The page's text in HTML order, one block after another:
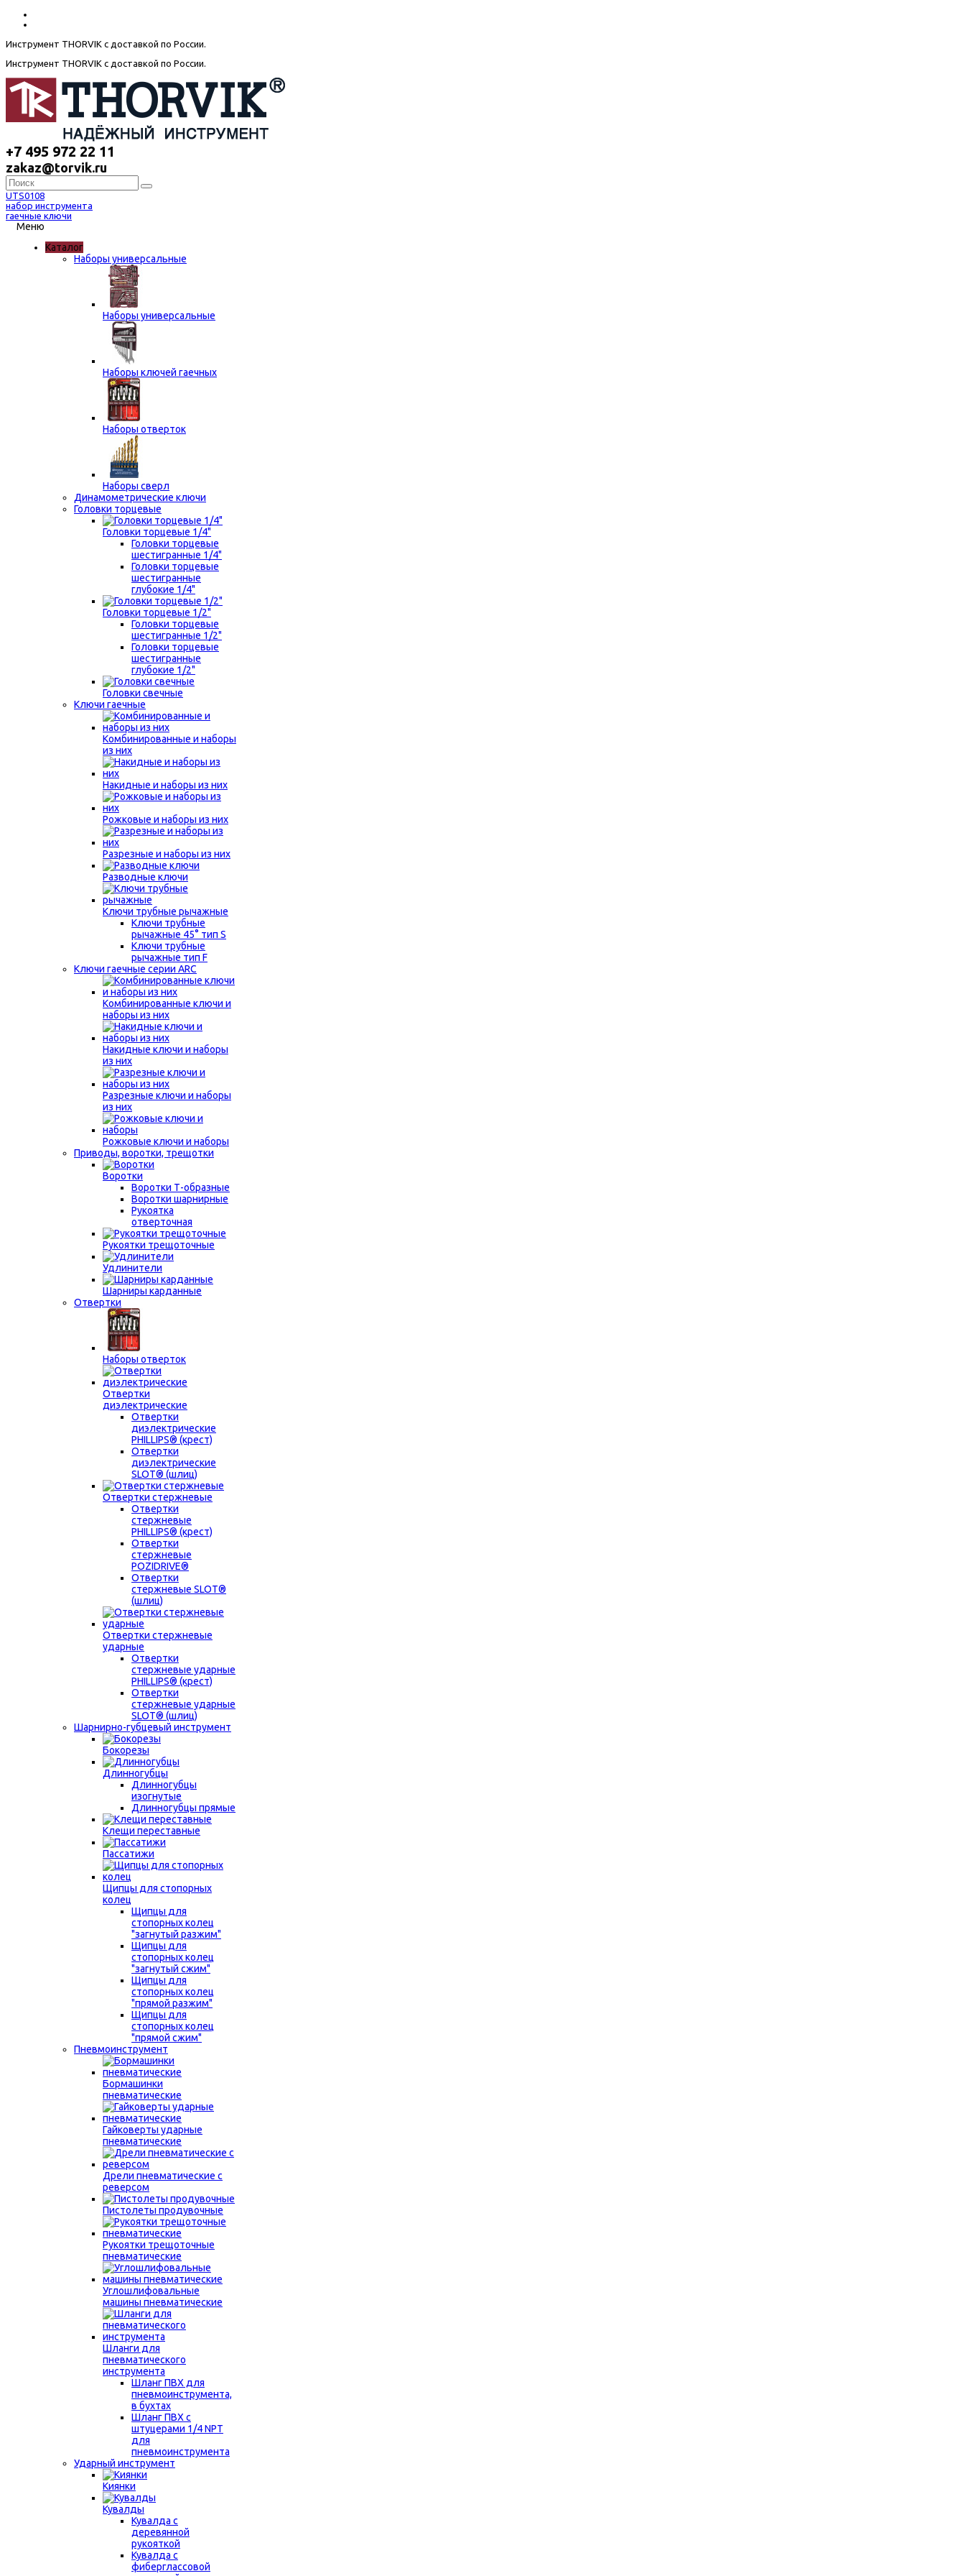
Инструмент THORVIK с доставкой по России.
Инструмент THORVIK с доставкой по России.
+7 495 972 22 11
zakaz@torvik.ru
UTS0108
набор инструмента
гаечные ключи
Меню
Каталог
Наборы универсальные
Наборы универсальные
Наборы ключей гаечных
Наборы отверток
Наборы сверл
Динамометрические ключи
Головки торцевые
Головки торцевые 1/4"
Головки торцевые
шестигранные 1/4"
Головки торцевые
шестигранные
глубокие 1/4"
Головки торцевые 1/2"
Головки торцевые
шестигранные 1/2"
Головки торцевые
шестигранные
глубокие 1/2"
Головки свечные
Ключи гаечные
Комбинированные и наборы
из них
Накидные и наборы из них
Рожковые и наборы из них
Разрезные и наборы из них
Разводные ключи
Ключи трубные рычажные
Ключи трубные
рычажные 45° тип S
Ключи трубные
рычажные тип F
Ключи гаечные серии ARC
Комбинированные ключи и
наборы из них
Накидные ключи и наборы
из них
Разрезные ключи и наборы
из них
Рожковые ключи и наборы
Приводы, воротки, трещотки
Воротки
Воротки Т-образные
Воротки шарнирные
Рукоятка
отверточная
Рукоятки трещоточные
Удлинители
Шарниры карданные
Отвертки
Наборы отверток
Отвертки
диэлектрические
Отвертки
диэлектрические
PHILLIPS® (крест)
Отвертки
диэлектрические
SLOT® (шлиц)
Отвертки стержневые
Отвертки
стержневые
PHILLIPS® (крест)
Отвертки
стержневые
POZIDRIVE®
Отвертки
стержневые SLOT®
(шлиц)
Отвертки стержневые
ударные
Отвертки
стержневые ударные
PHILLIPS® (крест)
Отвертки
стержневые ударные
SLOT® (шлиц)
Шарнирно-губцевый инструмент
Бокорезы
Длинногубцы
Длинногубцы
изогнутые
Длинногубцы прямые
Клещи переставные
Пассатижи
Щипцы для стопорных
колец
Щипцы для
стопорных колец
"загнутый разжим"
Щипцы для
стопорных колец
"загнутый сжим"
Щипцы для
стопорных колец
"прямой разжим"
Щипцы для
стопорных колец
"прямой сжим"
Пневмоинструмент
Бормашинки
пневматические
Гайковерты ударные
пневматические
Дрели пневматические с
реверсом
Пистолеты продувочные
Рукоятки трещоточные
пневматические
Углошлифовальные
машины пневматические
Шланги для
пневматического
инструмента
Шланг ПВХ для
пневмоинструмента,
в бухтах
Шланг ПВХ с
штуцерами 1/4 NPT
для
пневмоинструмента
Ударный инструмент
Киянки
Кувалды
Кувалда с
деревянной
рукояткой
Кувалда с
фиберглассовой